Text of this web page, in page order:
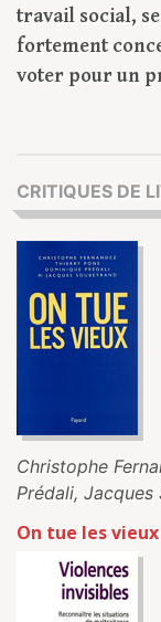
travail social,
fortement
voter pour un
CRITIQUES DE
Christophe
Prédali, Jacques
On tue les vieux